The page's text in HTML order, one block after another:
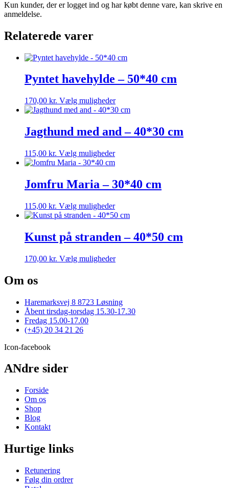
Kun kunder, der er logget ind og har købt denne vare, kan skrive en
anmeldelse.
Relaterede varer
Pyntet havehylde – 50*40 cm
170,00 kr. Vælg mulighederDette
vare
flere
varianter.
kan
varesiden
Jagthund med and – 40*30 cm
115,00 kr. Vælg mulighederDette
vare
flere
varianter.
kan
vælges
varesiden
Jomfru Maria – 30*40 cm
115,00 kr. Vælg mulighederDette
vare
varianter.
kan
Kunst på stranden – 40*50 cm
170,00 kr. Vælg mulighederDette
Mulighederne
kan
Om os
Haremarksvej 8 8723 Løsning
Åbent tirsdag-torsdag 15.30-17.30
Fredag 15.00-17.00
(+45) 20 34 21 26
Icon-facebook
ANdre sider
Forside
Om os
Shop
Blog
Kontakt
Hurtige links
Retunering
Følg din ordrer